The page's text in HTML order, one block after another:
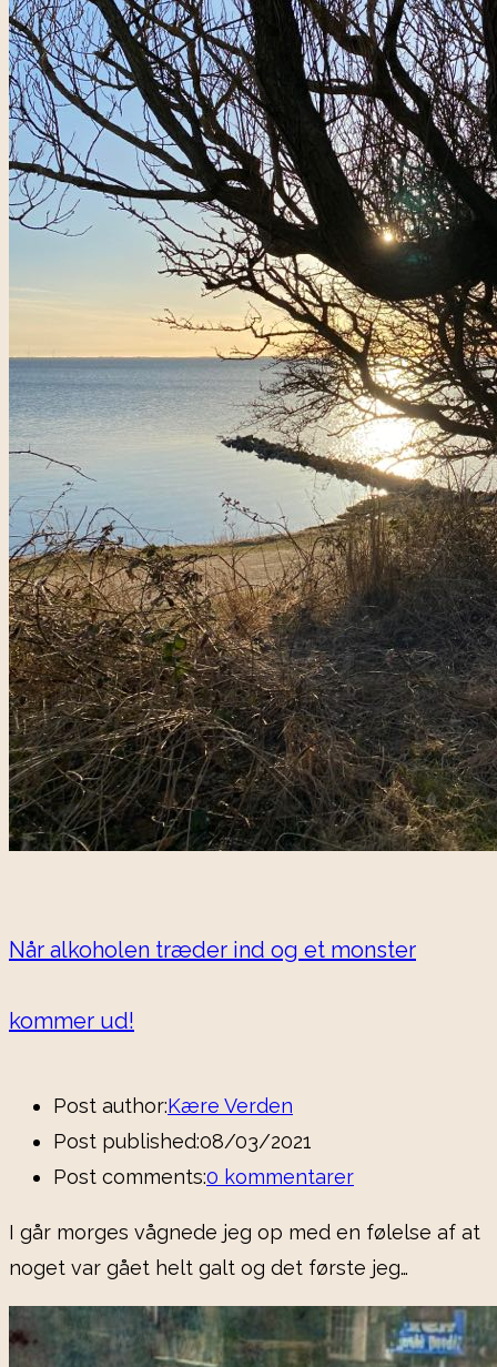
Når alkoholen træder ind og et monster
kommer ud!
Post author:Kære Verden
Post published:08/03/2021
Post comments:0 kommentarer
I går morges vågnede jeg op med en følelse af at
noget var gået helt galt og det første jeg…